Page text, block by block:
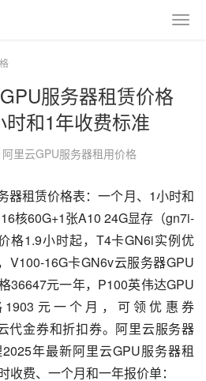
服务器租赁价格
和1年收费标准
阿里云GPU服务器租用价格
器租赁价格表：一个月、1小时和
核60G+1张A10 24G显存（gn7i-
格1.9小时起，T4卡GN6i实例优
V100-16G卡GN6v云服务器GPU
36647元一年，P100英伟达GPU
代金券和折扣券。阿里云服务器
年最新阿里云GPU服务器租
费、一个月和一年报价单：